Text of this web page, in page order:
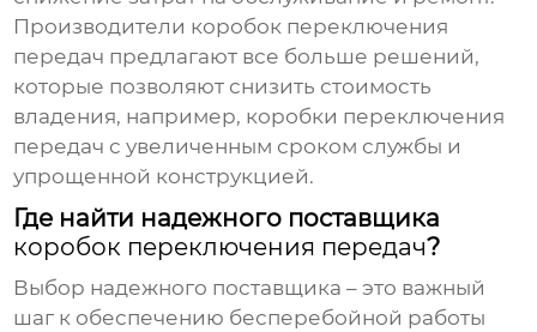
Производители коробок переключения
передач предлагают все больше решений,
которые позволяют снизить стоимость
владения, например, коробки переключения
передач с увеличенным сроком службы и
упрощенной конструкцией.
Где найти надежного поставщика
коробок переключения передач?
Выбор надежного поставщика – это важный
шаг к обеспечению бесперебойной работы